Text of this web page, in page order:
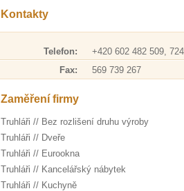
Kontakty
Telefon:
+420 602 482 509,
Fax:
569 739 267
Zaměření firmy
Truhláři // Bez rozlišení druhu výroby
Truhláři // Dveře
Truhláři // Eurookna
Truhláři // Kancelářský nábytek
Truhláři // Kuchyně